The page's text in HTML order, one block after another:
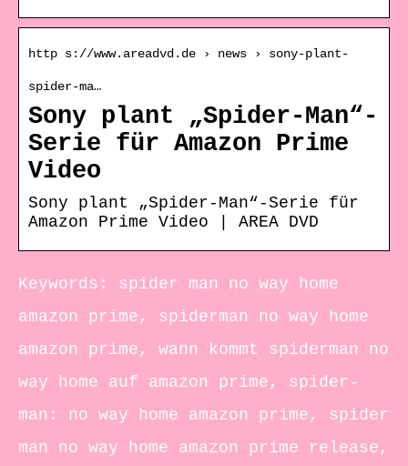
http s://www.areadvd.de › news › sony-plant-
spider-ma…
Sony plant „Spider-Man“-
Serie für Amazon Prime
Video
Sony plant „Spider-Man“-Serie für
Amazon Prime Video | AREA DVD
Keywords: spider man no way home
amazon prime, spiderman no way home
amazon prime, wann kommt spiderman no
way home auf amazon prime, spider-
man: no way home amazon prime, spider
man no way home amazon prime release,